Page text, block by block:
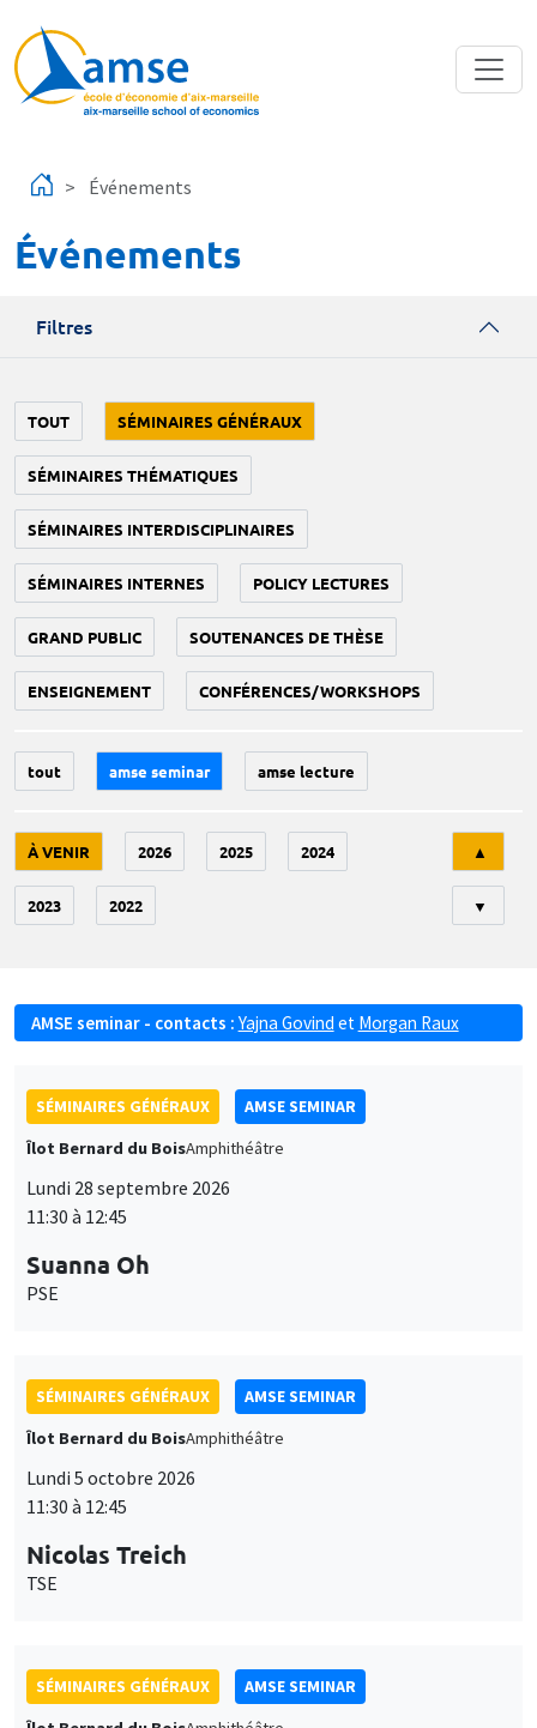
Événements
Événements
Filtres
TOUT SÉMINAIRES GÉNÉRAUX
SÉMINAIRES THÉMATIQUES
SÉMINAIRES INTERDISCIPLINAIRES
SÉMINAIRES INTERNES POLICY LECTURES
GRAND PUBLIC SOUTENANCES DE THÈSE
ENSEIGNEMENT CONFÉRENCES/WORKSHOPS
tout amse seminar amse lecture
À VENIR 2026 2025 2024
2023 2022
▲
▼
AMSE seminar - contacts : Yajna Govind et Morgan Raux
SÉMINAIRES GÉNÉRAUX
AMSE SEMINAR
Îlot Bernard du BoisAmphithéâtre
Lundi 28 septembre 2026
11:30 à 12:45
Suanna Oh
PSE
SÉMINAIRES GÉNÉRAUX
AMSE SEMINAR
Îlot Bernard du BoisAmphithéâtre
Lundi 5 octobre 2026
11:30 à 12:45
Nicolas Treich
TSE
SÉMINAIRES GÉNÉRAUX
AMSE SEMINAR